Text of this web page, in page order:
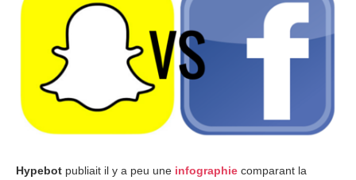
e
r
2
0
Hypebot publiait il y a peu une infographie comparant la